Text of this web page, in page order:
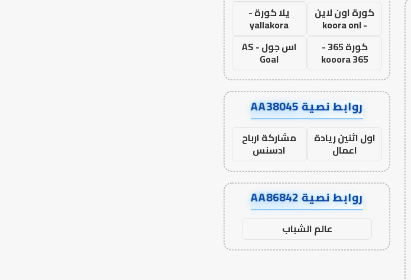
كورة اون لاين
- koora onl
يلا كورة -
yallakora
كورة 365 -
kooora 365
اس جول - AS
Goal
روابط نصية AA38045
اول اثنين ريادة
اعمال
مشاركة ارباح
ادسنس
روابط نصية AA86842
عالم الشباب